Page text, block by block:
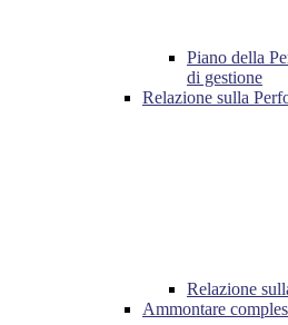
Piano della
di gestione
Relazione sulla
Relazione
Ammontare